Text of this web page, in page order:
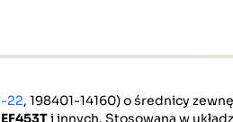
22, 198401-14160) o średnicy
i innych. Stosowana w